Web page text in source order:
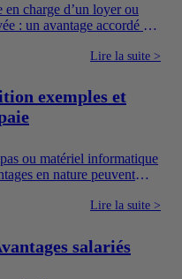
charge d’un loyer ou
: un avantage accordé en
une entreprise ne suivent
les frais professionnels
est encadrée.
Lire la suite >
exemples et
ou matériel informatique
en nature peuvent
de proposer uneLire la suite >
salariés